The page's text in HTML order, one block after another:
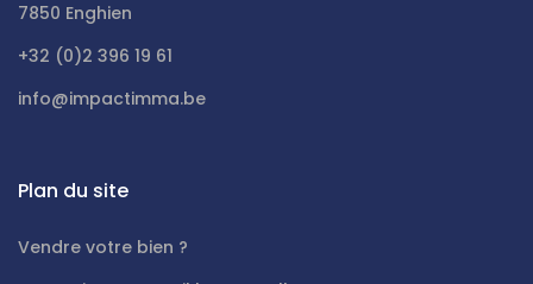
7850 Enghien
+32 (0)2 396 19 61
info@impactimma.be
Plan du site
Vendre votre bien ?